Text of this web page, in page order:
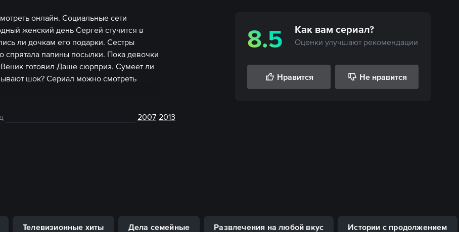
онлайн. Социальные сети
женский день Сергей стучится в
ли дочкам его подарки. Сестры
спрятала папины посылки. Пока девочки
готовил Даше сюрприз. Сумеет ли
шок? Сериал можно смотреть
2007-2013
8.5 Как вам сериал?
Оценки улучшают рекомендации
Нравится Не нравится
Телевизионные хиты Дела семейные Развлечения на любой вкус Истории с продолжением